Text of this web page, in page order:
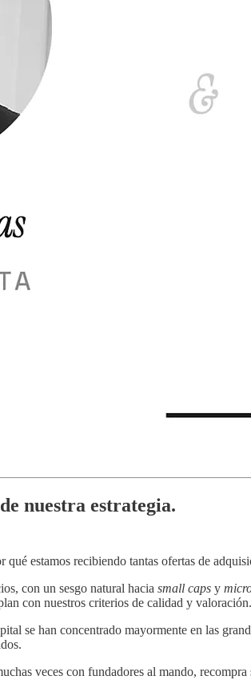
nuestra estrategia.
qué estamos recibiendo tantas ofertas de
con un sesgo natural hacia small caps y
con nuestros criterios de calidad y valoración.
se han concentrado mayormente en las
veces con fundadores al mando, recompra